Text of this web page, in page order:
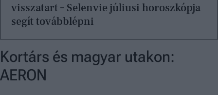
visszatart – Selenvie júliusi horoszkópja
segít továbblépni
Kortárs és magyar utakon:
AERON